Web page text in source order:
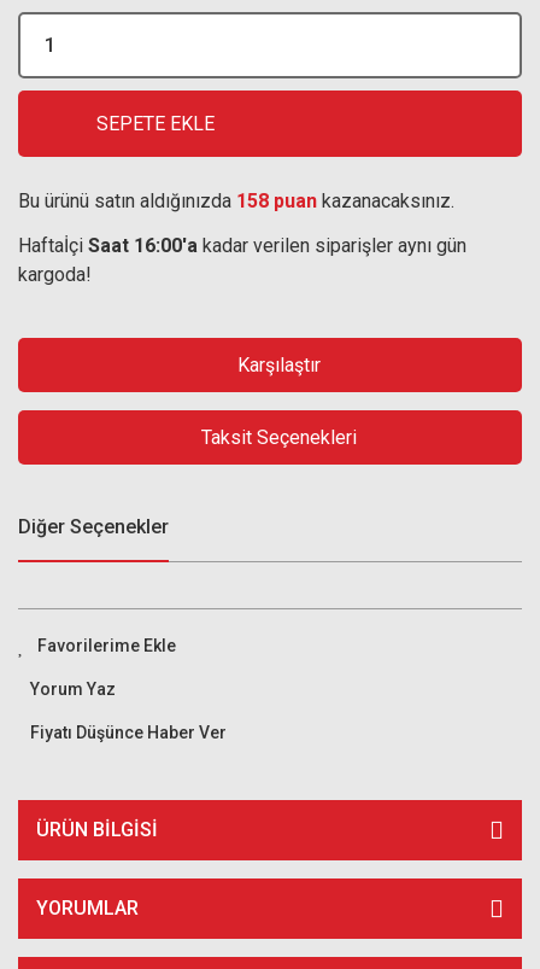
SEPETE EKLE
Bu ürünü satın aldığınızda 158 puan kazanacaksınız.
Haftaİçi Saat 16:00'a kadar verilen siparişler aynı gün
kargoda!
Karşılaştır
Taksit Seçenekleri
Diğer Seçenekler
Yorum Yaz
Fiyatı Düşünce Haber Ver
ÜRÜN BILGISI
YORUMLAR